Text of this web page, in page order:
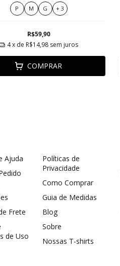
P M G + 3
R$59,90
4x de R$14,98 sem juros
COMPRAR
Ajuda
Frete
de Uso
Políticas de
Privacidade
Como Comprar
Guia de Medidas
Blog
Sobre
Nossas T-shirts